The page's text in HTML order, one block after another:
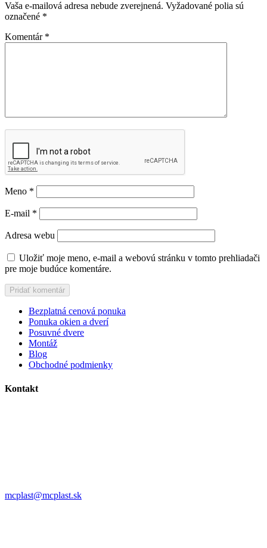
Vaša e-mailová adresa nebude zverejnená. Vyžadované polia sú
označené *
Komentár *
Meno *
E-mail *
Adresa webu
Uložiť moje meno, e-mail a webovú stránku v tomto prehliadači
pre moje budúce komentáre.
Bezplatná cenová ponuka
Ponuka okien a dverí
Posuvné dvere
Montáž
Blog
Obchodné podmienky
Kontakt
mcplast@mcplast.sk